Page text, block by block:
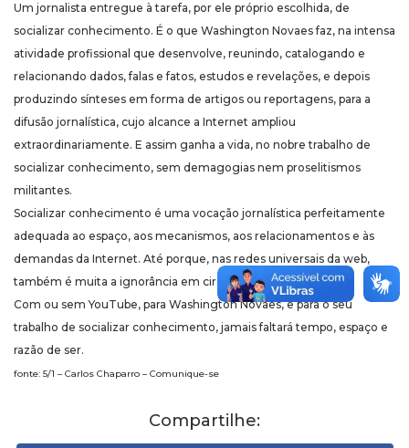
Um jornalista entregue à tarefa, por ele próprio escolhida, de
socializar conhecimento. É o que Washington Novaes faz, na intensa
atividade profissional que desenvolve, reunindo, catalogando e
relacionando dados, falas e fatos, estudos e revelações, e depois
produzindo sínteses em forma de artigos ou reportagens, para a
difusão jornalística, cujo alcance a Internet ampliou
extraordinariamente. E assim ganha a vida, no nobre trabalho de
socializar conhecimento, sem demagogias nem proselitismos
militantes.
Socializar conhecimento é uma vocação jornalística perfeitamente
adequada ao espaço, aos mecanismos, aos relacionamentos e às
demandas da Internet. Até porque, nas redes universais da web,
também é muita a ignorância em circulação.
Com ou sem YouTube, para Washington Novaes, e para o seu
trabalho de socializar conhecimento, jamais faltará tempo, espaço e
razão de ser.
fonte: 5/1 – Carlos Chaparro – Comunique-se
Compartilhe: